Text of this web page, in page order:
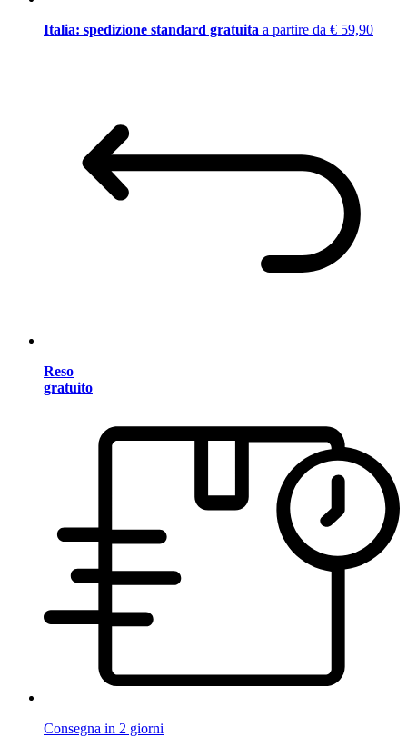
Italia: spedizione standard gratuita a partire da € 59,90
Reso
gratuito
Consegna in 2 giorni